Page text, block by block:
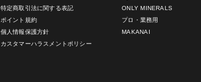
特定商取引法に関する表記
ポイント規約
個人情報保護方針
カスタマーハラスメントポリシー
ONLY MINERALS
プロ・業務用
MAKANAI